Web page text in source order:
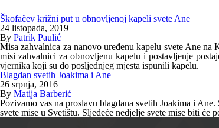
Škofačev križni put u obnovljenoj kapeli svete Ane
24 listopada, 2019
By Patrik Paulić
Misa zahvalnica za nanovo uređenu kapelu svete Ane
misi zahvalnici za obnovljenu kapelu i postavljenje
vjernika koji su do posljednjeg mjesta ispunili kapelu.
Blagdan svetih Joakima i Ane
26 srpnja, 2016
By Matija Barberić
Pozivamo vas na proslavu blagdana svetih Joakima i
svete mise u Svetištu. Sljedeće nedjelje svete mise biti će